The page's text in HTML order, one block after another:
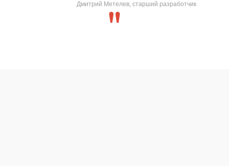
Дмитрий Метелев, старший разработчик